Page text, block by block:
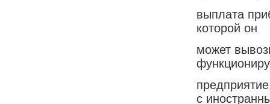
выплата
которой он
может
с